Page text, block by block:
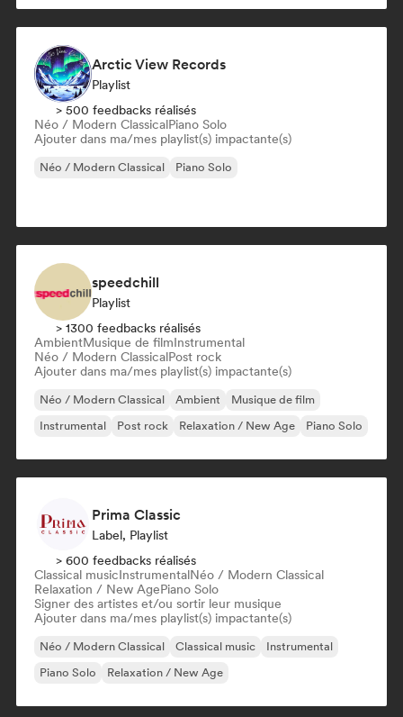
Arctic View Records
Playlist
> 500 feedbacks réalisés
Néo / Modern ClassicalPiano Solo
Ajouter dans ma/mes playlist(s) impactante(s)
Néo / Modern Classical Piano Solo
speedchill
Playlist
> 1300 feedbacks réalisés
AmbientMusique de filmInstrumental
Néo / Modern ClassicalPost rock
Ajouter dans ma/mes playlist(s) impactante(s)
Néo / Modern Classical Ambient
Musique de film
Instrumental
Post rock Relaxation / New Age Piano Solo
Prima Classic
Label, Playlist
> 600 feedbacks réalisés
Classical musicInstrumentalNéo / Modern Classical
Relaxation / New AgePiano Solo
Signer des artistes et/ou sortir leur musique
Ajouter dans ma/mes playlist(s) impactante(s)
Néo / Modern Classical Classical music
Instrumental
Piano Solo
Relaxation / New Age